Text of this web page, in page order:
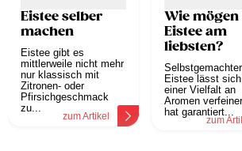
Eistee selber
machen
Eistee gibt es
mittlerweile nicht mehr
nur klassisch mit
Zitronen- oder
Pfirsichgeschmack
zu...
zum Artikel
Wie mögen
Eistee am
liebsten?
Selbstgemachter
Eistee lässt
einer Vielfalt an
Aromen
hat garantiert...
zum